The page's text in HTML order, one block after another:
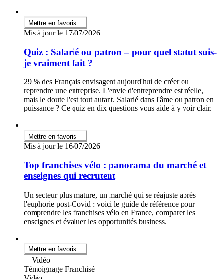
Mettre en favoris
Mis à jour le 17/07/2026
Quiz : Salarié ou patron – pour quel statut suis-
je vraiment fait ?
29 % des Français envisagent aujourd'hui de créer ou
reprendre une entreprise. L'envie d'entreprendre est réelle,
mais le doute l'est tout autant. Salarié dans l'âme ou patron en
puissance ? Ce quiz en dix questions vous aide à y voir clair.
Mettre en favoris
Mis à jour le 16/07/2026
Top franchises vélo : panorama du marché et
enseignes qui recrutent
Un secteur plus mature, un marché qui se réajuste après
l'euphorie post-Covid : voici le guide de référence pour
comprendre les franchises vélo en France, comparer les
enseignes et évaluer les opportunités business.
Mettre en favoris
Vidéo
Témoignage Franchisé